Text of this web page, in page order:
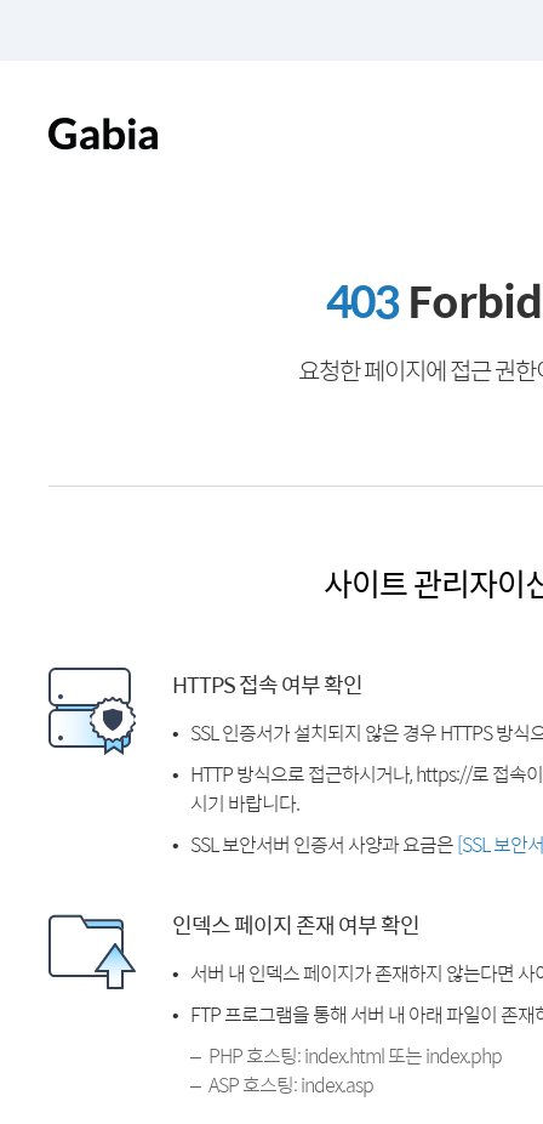
403
요청한 페이지에 접근 권
사이트 관리자이
HTTPS 접속 여부 확인
SSL 인증서가 설치되지 않은 경우 HTTPS 방식
HTTP 방식으로 접근하시거나, https://로 접속
시기 바랍니다.
SSL 보안서버 인증서 사양과 요금은[SSL 보안
인덱스 페이지 존재 여부 확인
서버 내 인덱스 페이지가 존재하지 않는다면
FTP 프로그램을 통해 서버 내 아래 파일이 존
PHP 호스팅: index.html 또는 index.php
ASP 호스팅: index.asp